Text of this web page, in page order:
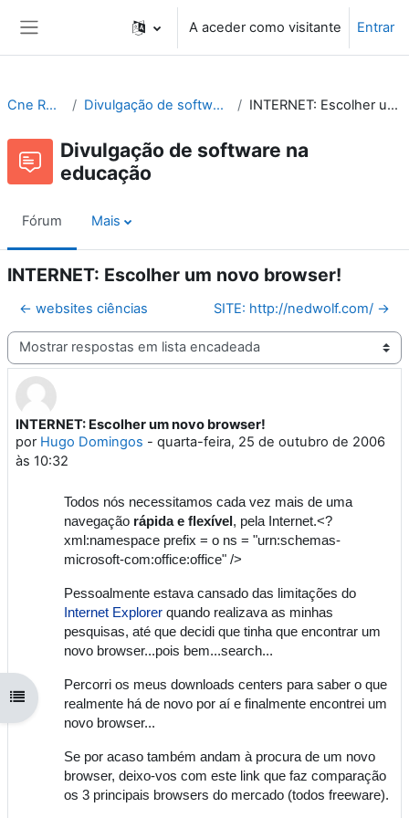
A aceder como visitante Entrar
Abrir índice da disciplina
Cne Recursos Divulgação de software na educação INTERNET: Escolher um novo browser!
Divulgação de software na
educação
Fórum Mais
INTERNET: Escolher um novo browser!
← websites ciências SITE: http://nedwolf.com/ →
Modo de visualização
INTERNET: Escolher um novo browser!
por Hugo Domingos - quarta-feira, 25 de outubro de 2006
às 10:32
Número de respostas: 0
Todos nós necessitamos cada vez mais de uma
navegação rápida e flexível , pela Internet.<?
xml:namespace prefix = o ns = "urn:schemas-
microsoft-com:office:office" />
Pessoalmente estava cansado das limitações do
Internet Explorer quando realizava as minhas
pesquisas, até que decidi que tinha que encontrar um
novo browser...pois bem...search...
Percorri os meus downloads centers para saber o que
realmente há de novo por aí e finalmente encontrei um
novo browser...
Se por acaso também andam à procura de um novo
browser, deixo-vos com este link que faz comparação
os 3 principais browsers do mercado (todos freeware).